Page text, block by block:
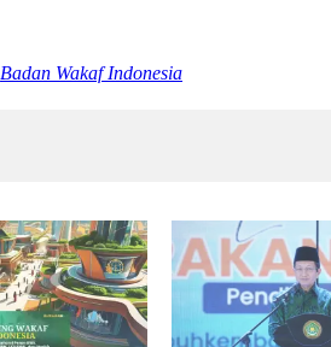
Badan Wakaf Indonesia